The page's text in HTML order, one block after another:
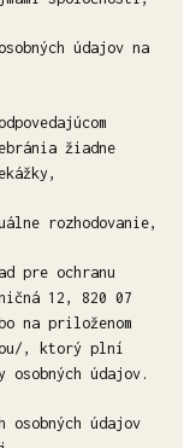
údajov na
žiadne
rozhodovanie,
pre ochranu
12, 820 07
na priloženom
, ktorý plní
osobných údajov.
údajov